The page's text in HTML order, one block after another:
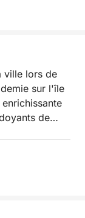
ville lors de
sur l'île
de
de
nature,